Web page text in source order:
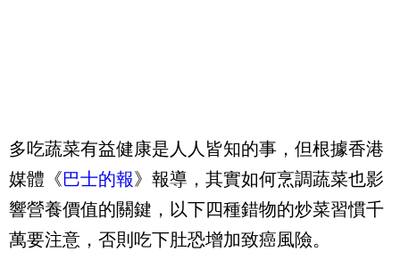
多吃蔬菜有益健康是人人皆知的事，但根據香港
媒體《巴士的報》報導，其實如何烹調蔬菜也影
響營養價值的關鍵，以下四種錯物的炒菜習慣千
萬要注意，否則吃下肚恐增加致癌風險。